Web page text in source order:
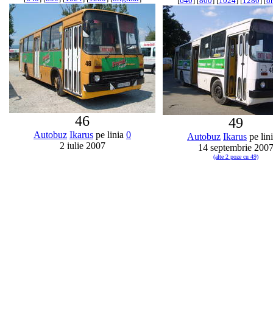
46
Autobuz Ikarus pe linia 0
2 iulie 2007
49
Autobuz Ikarus pe
14 septembrie 2007
(alte 2 poze cu 49)